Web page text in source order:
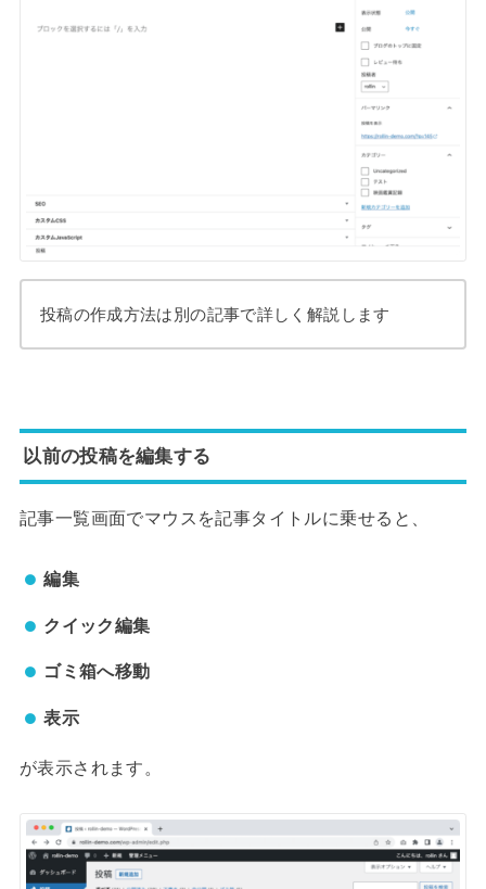
投稿の作成方法は別の記事で詳しく解説します
以前の投稿を編集する
記事一覧画面でマウスを記事タイトルに乗せると、
編集
クイック編集
ゴミ箱へ移動
表示
が表示されます。